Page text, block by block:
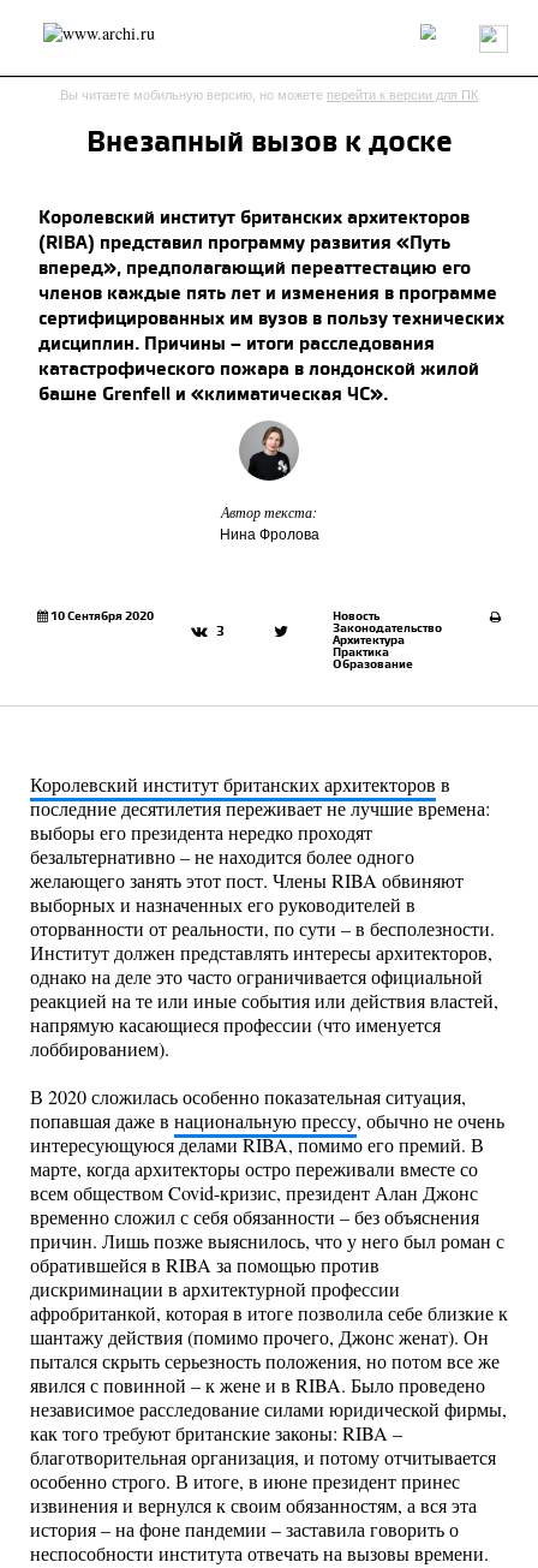
Россия Мир Технологии Интерьер Пресса
Архитекторы
Журнал
Интервью Исследование
Мнение
Обзор
Объект
Результаты конкурса
Репортаж
Рецензия Архитектура
Дизайн
Иностранцы в России
Интерьер
Книги
Наследие Образование
Урбанистика
Эко
Вы читаете мобильную версию, но можете перейти к версии для ПК
Внезапный вызов к доске
Королевский институт британских архитекторов
(RIBA) представил программу развития «Путь
вперед», предполагающий переаттестацию его
членов каждые пять лет и изменения в программе
сертифицированных им вузов в пользу технических
дисциплин. Причины – итоги расследования
катастрофического пожара в лондонской жилой
башне Grenfell и «климатическая ЧС».
Автор текста:
Нина Фролова
10 Сентября 2020
3
Новость
Законодательство
Архитектура
Практика
Образование
Королевский институт британских архитекторов в
последние десятилетия переживает не лучшие времена:
выборы его президента нередко проходят
безальтернативно – не находится более одного
желающего занять этот пост. Члены RIBA обвиняют
выборных и назначенных его руководителей в
оторванности от реальности, по сути – в бесполезности.
Институт должен представлять интересы архитекторов,
однако на деле это часто ограничивается официальной
реакцией на те или иные события или действия властей,
напрямую касающиеся профессии (что именуется
лоббированием).
В 2020 сложилась особенно показательная ситуация,
попавшая даже в национальную прессу, обычно не очень
интересующуюся делами RIBA, помимо его премий. В
марте, когда архитекторы остро переживали вместе со
всем обществом Covid-кризис, президент Алан Джонс
временно сложил с себя обязанности – без объяснения
причин. Лишь позже выяснилось, что у него был роман с
обратившейся в RIBA за помощью против
дискриминации в архитектурной профессии
афробританкой, которая в итоге позволила себе близкие к
шантажу действия (помимо прочего, Джонс женат). Он
пытался скрыть серьезность положения, но потом все же
явился с повинной – к жене и в RIBA. Было проведено
независимое расследование силами юридической фирмы,
как того требуют британские законы: RIBA –
благотворительная организация, и потому отчитывается
особенно строго. В итоге, в июне президент принес
извинения и вернулся к своим обязанностям, а вся эта
история – на фоне пандемии – заставила говорить о
неспособности института отвечать на вызовы времени.